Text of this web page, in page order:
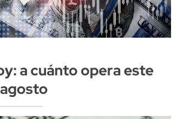
a cuánto opera este